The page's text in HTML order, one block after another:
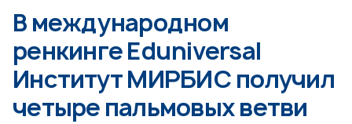
В международном
ренкинге Eduniversal
Институт МИРБИС получил
четыре пальмовых ветви